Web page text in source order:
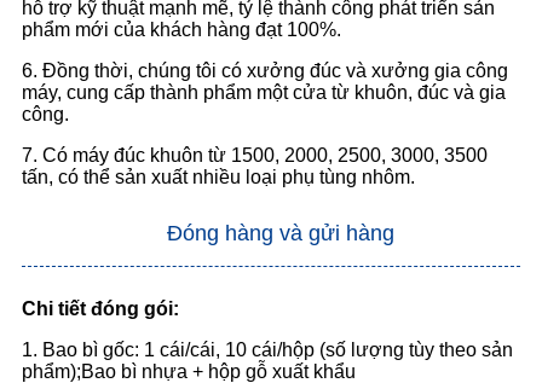
hỗ trợ kỹ thuật mạnh mẽ, tỷ lệ thành công phát triển sản
phẩm mới của khách hàng đạt 100%.
6. Đồng thời, chúng tôi có xưởng đúc và xưởng gia công
máy, cung cấp thành phẩm một cửa từ khuôn, đúc và gia
công.
7. Có máy đúc khuôn từ 1500, 2000, 2500, 3000, 3500
tấn, có thể sản xuất nhiều loại phụ tùng nhôm.
Đóng hàng và gửi hàng
Chi tiết đóng gói:
1. Bao bì gốc: 1 cái/cái, 10 cái/hộp (số lượng tùy theo sản
phẩm);Bao bì nhựa + hộp gỗ xuất khẩu